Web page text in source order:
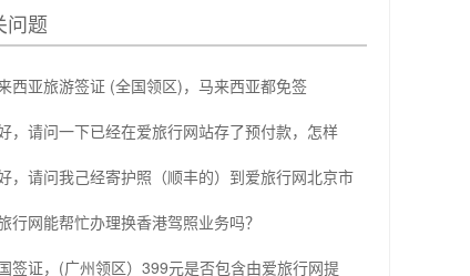
问题
西亚旅游签证 (全国领区)，马来西亚都免签
，请问一下已经在爱旅行网站存了预付款，怎样
，请问我己经寄护照（顺丰的）到爱旅行网北京市
行网能帮忙办理换香港驾照业务吗？
签证，(广州领区）399元是否包含由爱旅行网提